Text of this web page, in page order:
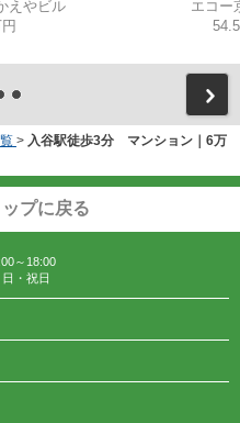
えやビル
エコー
> 入谷駅徒歩3分 マンション｜6万
プに戻る
～18:00
・祝日